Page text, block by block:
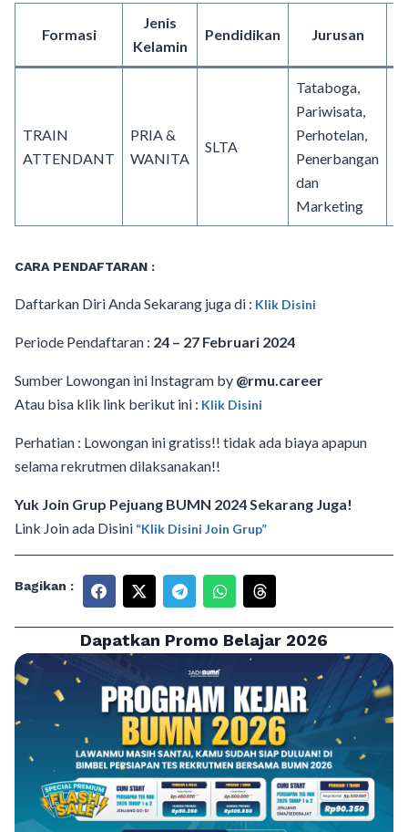
Formasi
Jenis
Kelamin
Pendidikan Jurusan
TRAIN
ATTENDANT
PRIA &
WANITA
SLTA
Tataboga,
Pariwisata,
Perhotelan,
Penerbangan
dan
Marketing
CARA PENDAFTARAN :
Daftarkan Diri Anda Sekarang juga di : Klik Disini
Periode Pendaftaran : 24 – 27 Februari 2024
Sumber Lowongan ini Instagram by @rmu.career
Atau bisa klik link berikut ini : Klik Disini
Perhatian : Lowongan ini gratiss!! tidak ada biaya apapun
selama rekrutmen dilaksanakan!!
Yuk Join Grup Pejuang BUMN 2024 Sekarang Juga!
Link Join ada Disini “Klik Disini Join Grup”
Bagikan :
Dapatkan Promo Belajar 2026